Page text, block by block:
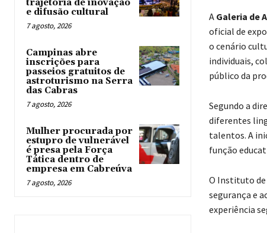
trajetória de inovação
e difusão cultural
7 agosto, 2026
Campinas abre
inscrições para
passeios gratuitos de
astroturismo na Serra
das Cabras
7 agosto, 2026
Mulher procurada por
estupro de vulnerável
é presa pela Força
Tática dentro de
empresa em Cabreúva
7 agosto, 2026
A Galeria de
oficial de
o cenário
individuais,
público da
Segundo a
diferentes
talentos. A
função
O Instituto de
segurança e
experiência